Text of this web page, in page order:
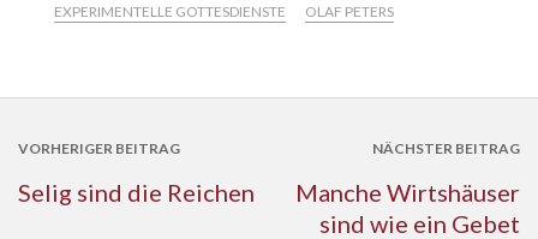
EXPERIMENTELLE GOTTESDIENSTE
OLAF PETERS
VORHERIGER BEITRAG
Selig sind die Reichen
NÄCHSTER BEITRAG
Manche Wirtshäuser
sind wie ein Gebet